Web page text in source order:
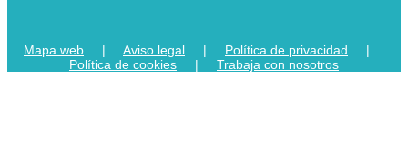
Mapa web | Aviso legal | Política de privacidad |
Política de cookies | Trabaja con nosotros